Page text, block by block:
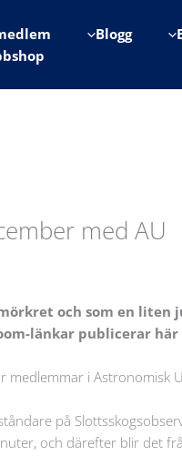
Blogg
med AU
och som en liten
länkar publicerar
medlemmar i Astronomisk
på
och därefter blir det